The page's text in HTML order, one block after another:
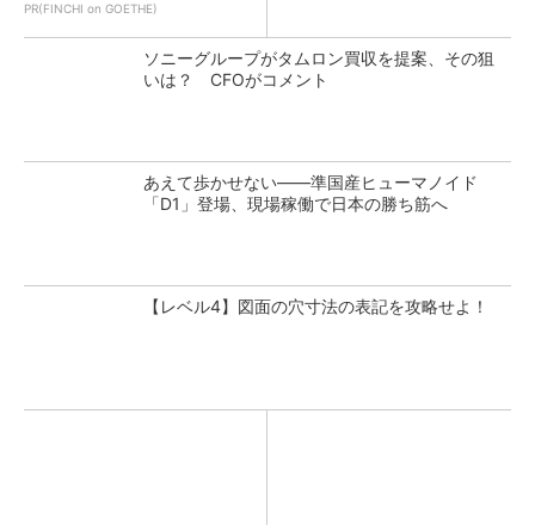
PR(FINCHI on GOETHE)
ソニーグループがタムロン買収を提案、その狙
いは？ CFOがコメント
あえて歩かせない――準国産ヒューマノイド
「D1」登場、現場稼働で日本の勝ち筋へ
【レベル4】図面の穴寸法の表記を攻略せよ！